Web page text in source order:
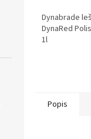
Dynabrade
DynaRed
1l
Popis